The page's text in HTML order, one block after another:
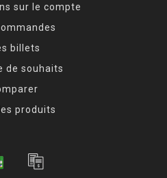
sur le compte
billets
de souhaits
produits